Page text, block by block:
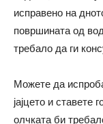
исправено на
површината од
требало да ги
Можете да
јајцето и ставете
олчката би